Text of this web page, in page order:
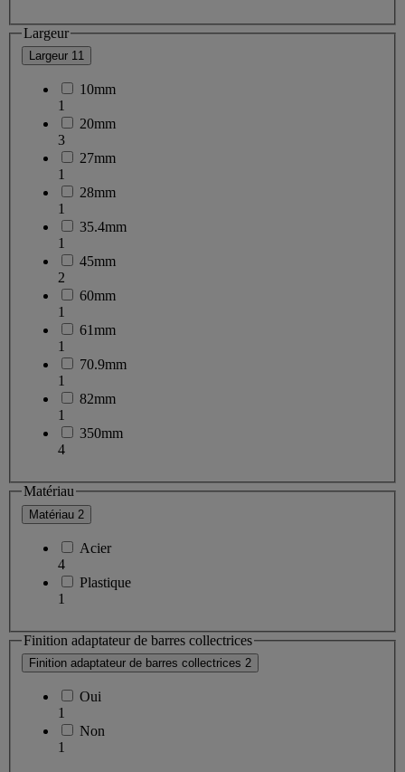
Largeur
Largeur 11
10mm
1
20mm
3
27mm
1
28mm
1
35.4mm
1
45mm
2
60mm
1
61mm
1
70.9mm
1
82mm
1
350mm
4
Matériau
Matériau 2
Acier
4
Plastique
1
Finition adaptateur de barres collectrices
Finition adaptateur de barres collectrices 2
Oui
1
Non
1